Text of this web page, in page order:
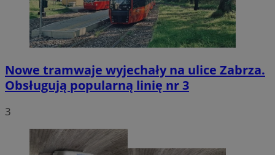
Nowe tramwaje wyjechały na ulice Zabrza.
Obsługują popularną linię nr 3
3